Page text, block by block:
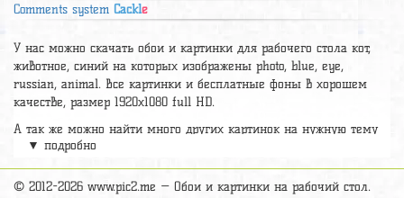
Comments system Cackle
У нас можно скачать обои и картинки для рабочего стола кот,
животное, синий на которых изображены photo, blue, eye,
russian, animal. Все картинки и бесплатные фоны в хорошем
качестве, размер 1920х1080 full HD.
А так же можно найти много других картинок на нужную тему
разделобои Животные
большое количество красивых широкоформатных картинок, фото
и обоев хорошего hd качества бесплатно и на телефон.
▼ подробно
© 2012-2026 www.pic2.me — Обои и картинки на рабочий стол.